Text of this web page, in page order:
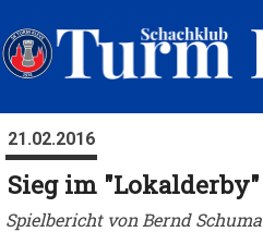
21.02.2016
Sieg im "Lokalderby"
Spielbericht von Bernd